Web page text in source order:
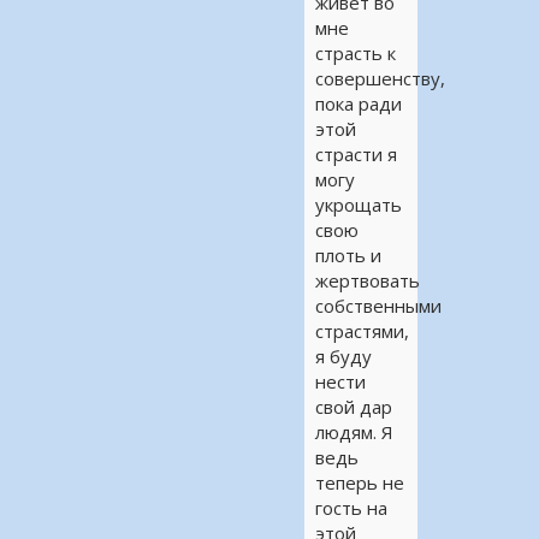
мне
страсть к
совершенству,
пока ради
этой
страсти я
могу
укрощать
свою
плоть и
жертвовать
собственными
страстями,
я буду
нести
свой дар
людям. Я
ведь
теперь не
гость на
этой